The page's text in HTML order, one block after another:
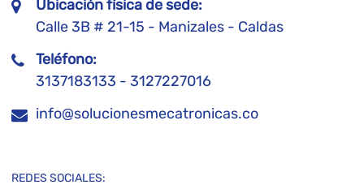
Ubicación física de sede:
Calle 3B # 21-15 - Manizales - Caldas
Teléfono:
3137183133 - 3127227016
info@solucionesmecatronicas.co
REDES SOCIALES: